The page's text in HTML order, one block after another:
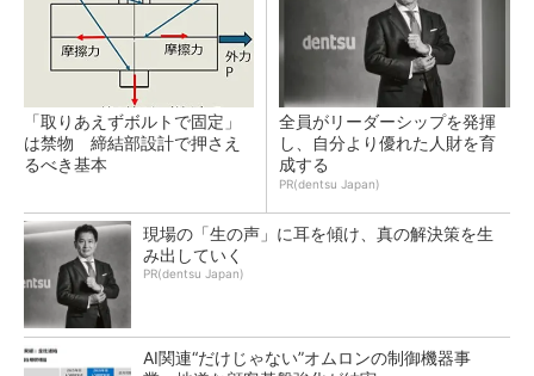
「取りあえずボルトで固定」
は禁物 締結部設計で押さえ
るべき基本
全員がリーダーシップを発揮
し、自分より優れた人財を育
成する
PR(dentsu Japan)
現場の「生の声」に耳を傾け、真の解決策を生
み出していく
PR(dentsu Japan)
AI関連“だけじゃない”オムロンの制御機器事